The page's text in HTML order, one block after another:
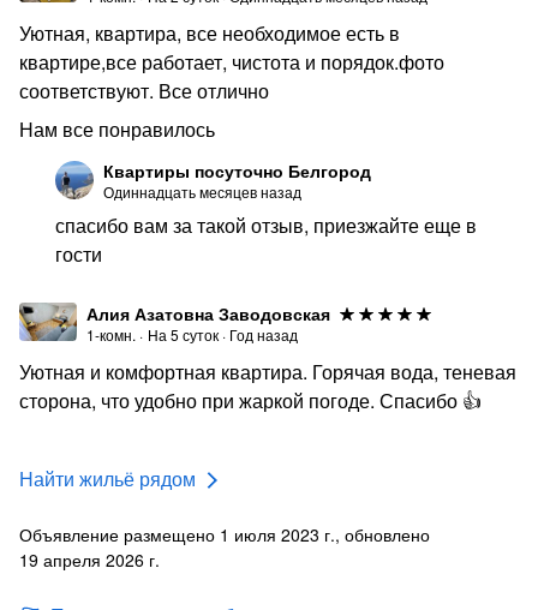
Уютная, квартира, все необходимое есть в
квартире,все работает, чистота и порядок.фото
соответствуют. Все отлично
Нам все понравилось
Квартиры посуточно Белгород
Одиннадцать месяцев назад
спасибо вам за такой отзыв, приезжайте еще в
гости
Алия Азатовна Заводовская
1-комн. · На 5 суток · Год назад
Уютная и комфортная квартира. Горячая вода, теневая
сторона, что удобно при жаркой погоде. Спасибо 👍
Найти жильё рядом
Объявление размещено 1 июля 2023 г., обновлено
19 апреля 2026 г.